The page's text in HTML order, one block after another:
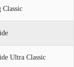
Classic
Ultra Classic